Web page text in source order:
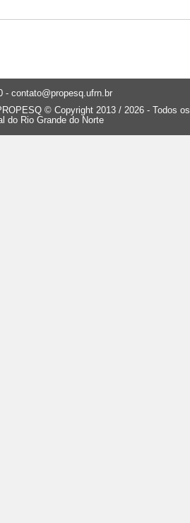
- contato@propesq.ufrn.br
© Copyright 2013 / 2026 - Todos
do Rio Grande do Norte